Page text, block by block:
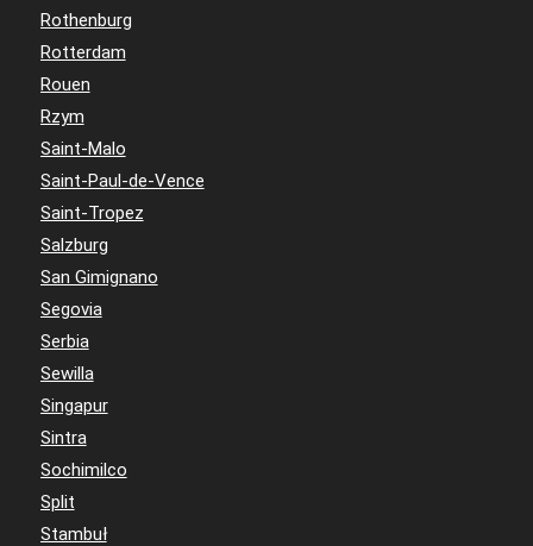
Rothenburg
Rotterdam
Rouen
Rzym
Saint-Malo
Saint-Paul-de-Vence
Saint-Tropez
Salzburg
San Gimignano
Segovia
Serbia
Sewilla
Singapur
Sintra
Sochimilco
Split
Stambuł